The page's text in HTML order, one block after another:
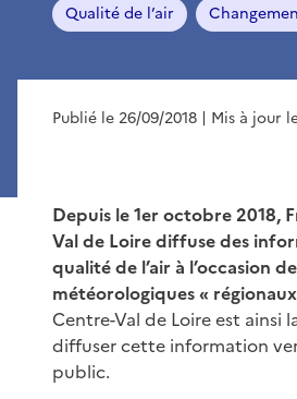
Qualité de l’air
Publié le 26/09/2018 | Mis à jour
Depuis le 1er octobre 2018,
Val de Loire diffuse des
qualité de l’air à l’occasion
météorologiques « régionaux
Centre-Val de Loire est ainsi
diffuser cette information
public.